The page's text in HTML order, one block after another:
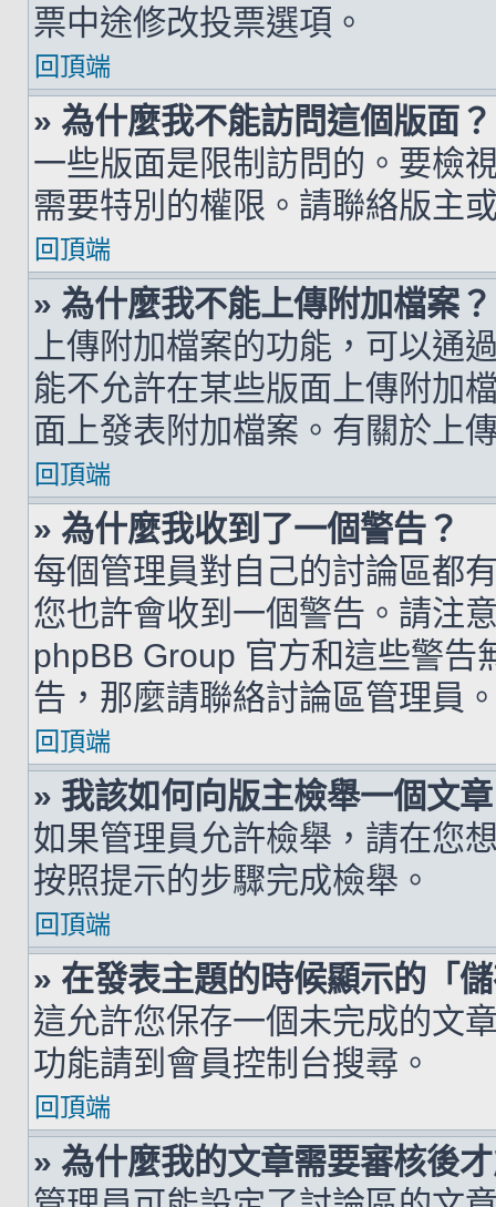
票中途修改投票選項。
回頂端
» 為什麼我不能訪問這個版面？
一些版面是限制訪問的。要檢
需要特別的權限。請聯絡版主
回頂端
» 為什麼我不能上傳附加檔案？
上傳附加檔案的功能，可以通
能不允許在某些版面上傳附加
面上發表附加檔案。有關於上
回頂端
» 為什麼我收到了一個警告？
每個管理員對自己的討論區都
您也許會收到一個警告。請注
phpBB Group 官方和這些警告
告，那麼請聯絡討論區管理員
回頂端
» 我該如何向版主檢舉一個文
如果管理員允許檢舉，請在您
按照提示的步驟完成檢舉。
回頂端
» 在發表主題的時候顯示的「
這允許您保存一個未完成的文
功能請到會員控制台搜尋。
回頂端
» 為什麼我的文章需要審核後